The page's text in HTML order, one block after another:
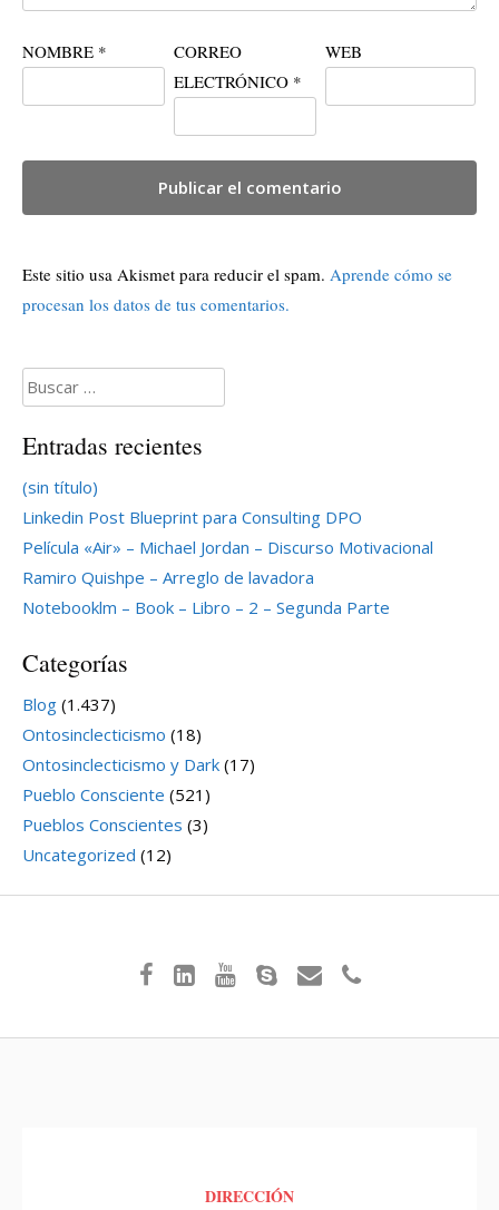
NOMBRE *
CORREO
ELECTRÓNICO *
WEB
Este sitio usa Akismet para reducir el spam. Aprende cómo se
procesan los datos de tus comentarios.
Buscar:
Entradas recientes
(sin título)
Linkedin Post Blueprint para Consulting DPO
Película «Air» – Michael Jordan – Discurso Motivacional
Ramiro Quishpe – Arreglo de lavadora
Notebooklm – Book – Libro – 2 – Segunda Parte
Categorías
Blog (1.437)
Ontosinclecticismo (18)
Ontosinclecticismo y Dark (17)
Pueblo Consciente (521)
Pueblos Conscientes (3)
Uncategorized (12)
DIRECCIÓN